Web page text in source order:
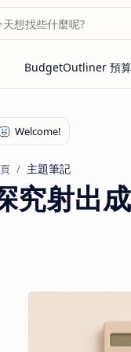
主題筆記
究射出